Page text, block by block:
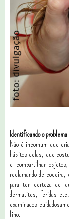
Identificando o problema
Não é incomum que
hábitos delas, que
e compartilhar
reclamando de
para ter certeza de
dermatites, feridas
examinados
fino.